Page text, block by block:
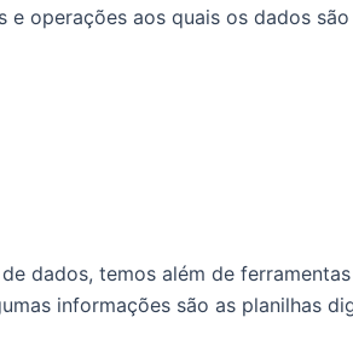
e operações aos quais os dados
dados, temos além de
informações são as planilhas